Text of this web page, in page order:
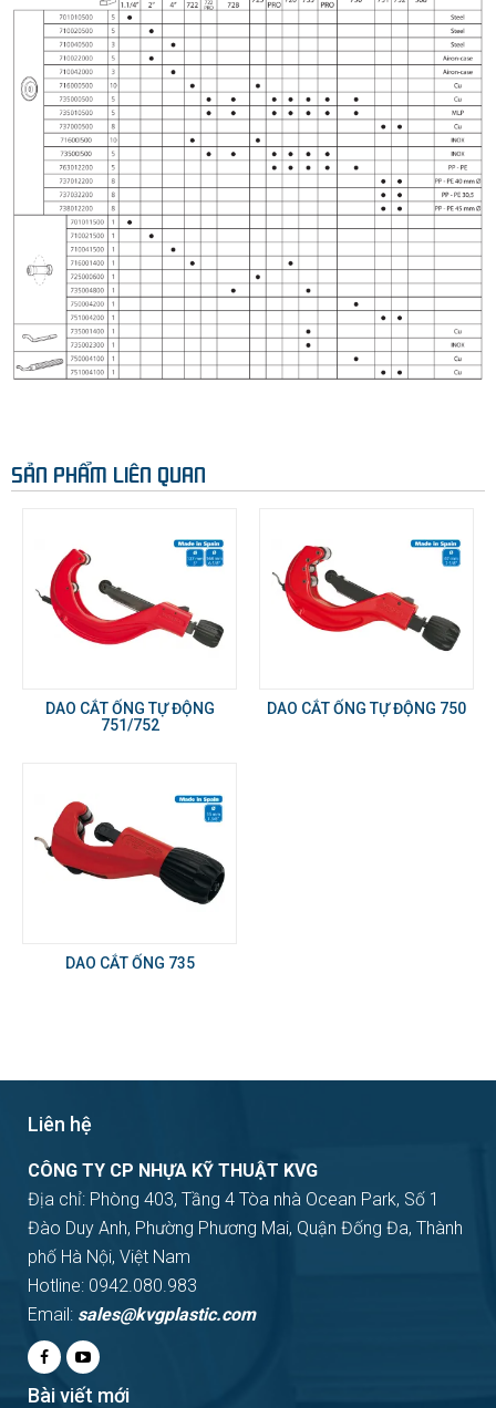
SẢN PHẨM LIÊN QUAN
DAO CẮT ỐNG TỰ ĐỘNG
751/752
DAO CẮT ỐNG TỰ ĐỘNG 750
DAO CẮT ỐNG 735
Liên hệ
CÔNG TY CP NHỰA KỸ THUẬT KVG
Địa chỉ: Phòng 403, Tầng 4 Tòa nhà Ocean Park, Số 1
Đào Duy Anh, Phường Phương Mai, Quận Đống Đa, Thành
phố Hà Nội, Việt Nam
Hotline: 0942.080.983
Email: sales@kvgplastic.com
Bài viết mới